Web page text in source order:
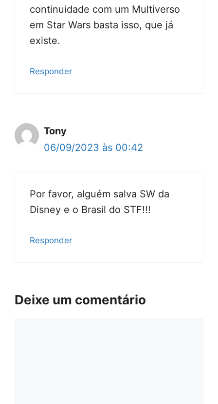
continuidade com um Multiverso
em Star Wars basta isso, que já
existe.
Responder
Tony
06/09/2023 às 00:42
Por favor, alguém salva SW da
Disney e o Brasil do STF!!!
Responder
Deixe um comentário